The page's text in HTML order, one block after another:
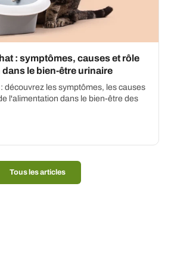
: symptômes, causes et rôle
le bien-être urinaire
découvrez les symptômes, les causes
l'alimentation dans le bien-être des
Tous les articles